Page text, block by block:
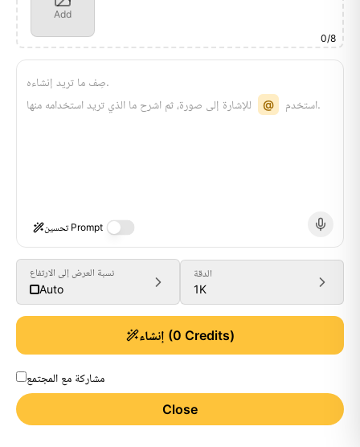
Add
0/8
صِف ما تريد إنشاءه.
استخدم
@ للإشارة إلى صورة، ثم اشرح ما الذي تريد استخدامه منها.
تحسين Prompt
نسبة العرض إلى الارتفاع
Auto
الدقة
1K
إنشاء (0 Credits)
مشاركة مع المجتمع
Close
Generate